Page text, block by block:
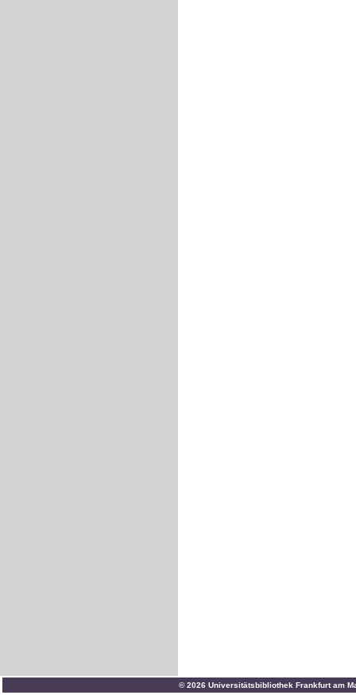
© 2026 Universitätsbibliothek Frankfurt am